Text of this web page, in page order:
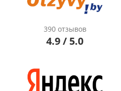
390 отзывов
4.9 / 5.0